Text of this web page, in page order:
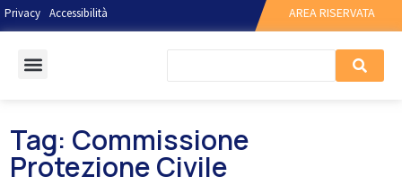
Privacy Accessibilità AREA RISERVATA
Tag: Commissione
Protezione Civile